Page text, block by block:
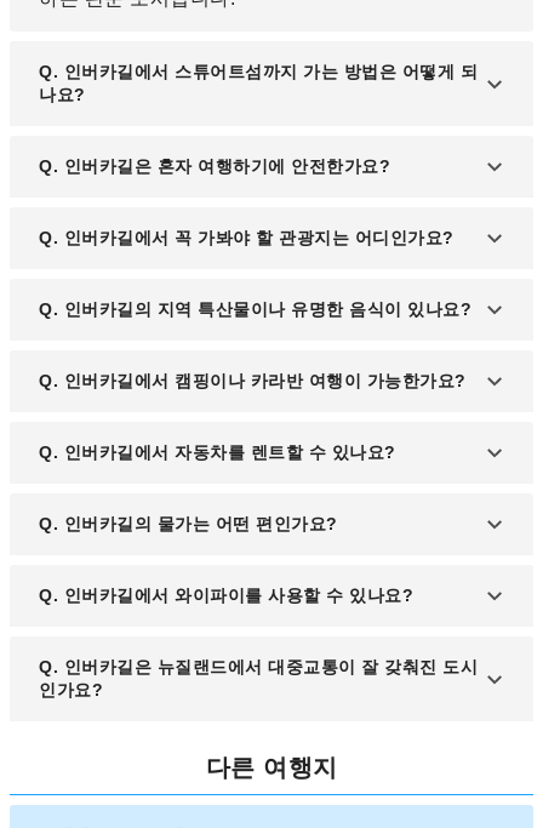
Q. 인버카길에서 스튜어트섬까지 가는 방법은 어떻게 되
나요?
A. 인버카길에서 블러프(Bluff)까지 차량으로 이동한
Q. 인버카길은 혼자 여행하기에 안전한가요?
A. 인버카길은 조용하고 치안이 좋은 도시로 알려져
Q. 인버카길에서 꼭 가봐야 할 관광지는 어디인가요?
A. 클래식 모터사이클을 전시한 ‘빌 리처드슨 트랜스
Q. 인버카길의 지역 특산물이나 유명한 음식이 있나요?
A. 인버카길은 신선한 해산물, 특히 굴과 흰살 생선이
Q. 인버카길에서 캠핑이나 카라반 여행이 가능한가요?
A. 네, 인버카길 주변에는 캠핑장과 카라반 파크가 잘
Q. 인버카길에서 자동차를 렌트할 수 있나요?
A. 인버카길 공항과 시내에는 다수의 렌터카 업체가
Q. 인버카길의 물가는 어떤 편인가요?
A. 뉴질랜드 주요 도시 대비 비교적 저렴한 편이며,
Q. 인버카길에서 와이파이를 사용할 수 있나요?
A. 시내 대부분의 카페, 숙소, 관광지에서는 무료 와
이파이를 제공하고 있어 인터넷을 이용하는 데 큰 불
Q. 인버카길은 뉴질랜드에서 대중교통이 잘 갖춰진 도시
인가요?
A. 인버카길은 대중교통보다는 차량 중심의 도시이
지만, 시내버스와 택시, 일부 공유 차량 서비스도 운
영되고 있습니다.
다른 여행지